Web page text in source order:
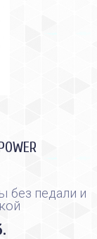
без педали и